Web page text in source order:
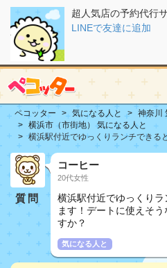
超人気店の予約代行
LINEで友達に追加
ペコッター 気になる人と
神奈川
横浜市（市街地） 気になる人と
横浜駅付近でゆっくりランチできる
質問
コーヒー
20代女性
横浜駅付近でゆっくり
ます！デートに使えそ
すか？
気になる人と